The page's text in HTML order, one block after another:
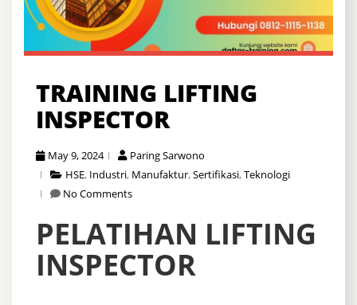
TRAINING LIFTING
INSPECTOR
May 9, 2024
Paring Sarwono
HSE, Industri, Manufaktur,Sertifikasi,Teknologi
No Comments
PELATIHAN LIFTING
INSPECTOR